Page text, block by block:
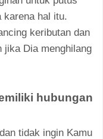
karena hal itu.
keributan dan
jika Dia menghilang
hubungan
tidak ingin Kamu